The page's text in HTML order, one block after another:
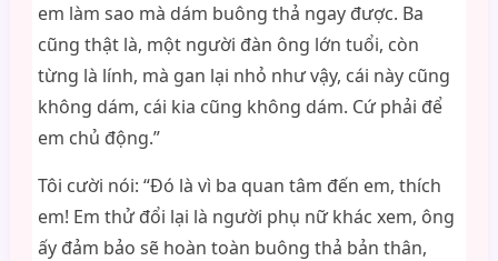
em làm sao mà dám buông thả ngay được. Ba
cũng thật là, một người đàn ông lớn tuổi, còn
từng là lính, mà gan lại nhỏ như vậy, cái này cũng
không dám, cái kia cũng không dám. Cứ phải để
em chủ động.”
Tôi cười nói: “Đó là vì ba quan tâm đến em, thích
em! Em thử đổi lại là người phụ nữ khác xem, ông
ấy đảm bảo sẽ hoàn toàn buông thả bản thân,